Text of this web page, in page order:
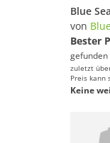
von
Bester
gefunden
zuletzt
Preis kann
Keine